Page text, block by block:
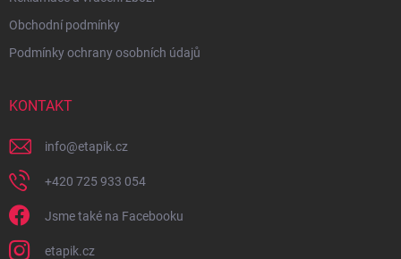
Obchodní podmínky
Podmínky ochrany osobních údajů
KONTAKT
info@etapik.cz
+420 725 933 054
Jsme také na Facebooku
etapik.cz